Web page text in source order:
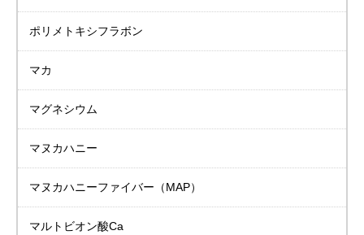
ポリメトキシフラボン
マカ
マグネシウム
マヌカハニー
マヌカハニーファイバー（MAP）
マルトビオン酸Ca